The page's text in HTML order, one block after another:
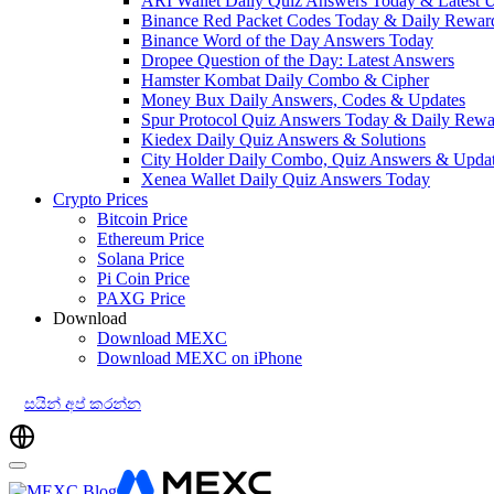
Binance Red Packet Codes Today & Daily
Binance Word of the Day Answers Today
Dropee Question of the Day: Latest Answers
Hamster Kombat Daily Combo & Cipher
Money Bux Daily Answers, Codes & Updates
Spur Protocol Quiz Answers Today & Daily
Kiedex Daily Quiz Answers & Solutions
City Holder Daily Combo, Quiz Answers &
Xenea Wallet Daily Quiz Answers Today
Crypto Prices
Bitcoin Price
Ethereum Price
Solana Price
Pi Coin Price
PAXG Price
Download
Download MEXC
Download MEXC on iPhone
සයින් අප් කරන්න